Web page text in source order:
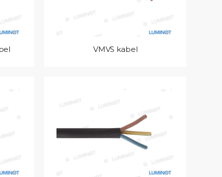
VMVS kabel